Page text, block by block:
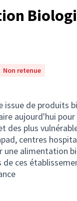
Non retenue
issue de produits
aujourd'hui
des plus
centres
une alimentation
de ces